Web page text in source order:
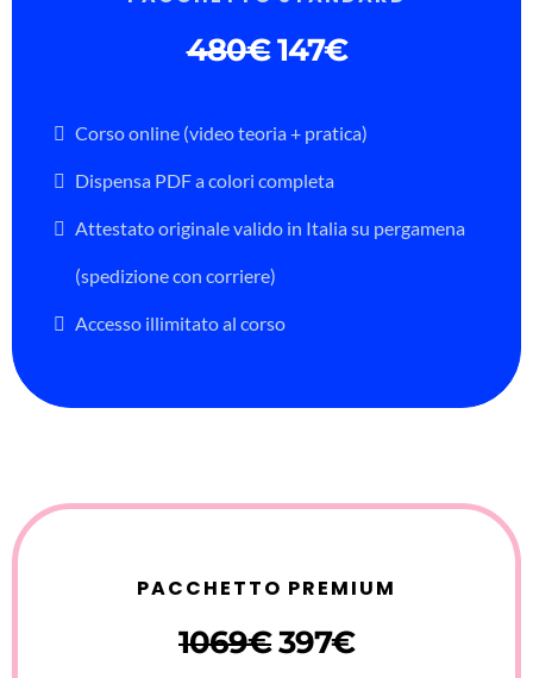
480€147€
Corso online (video teoria + pratica)
Dispensa PDF a colori completa
Attestato originale valido in Italia su pergamena
(spedizione con corriere)
Accesso illimitato al corso
PACCHETTO PREMIUM
1069€397€